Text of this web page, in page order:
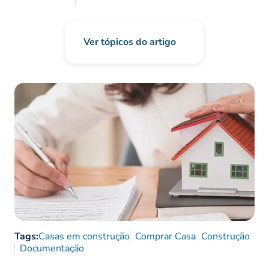
Ver tópicos do artigo
Tags:Casas em construção Comprar Casa Construção
Documentação